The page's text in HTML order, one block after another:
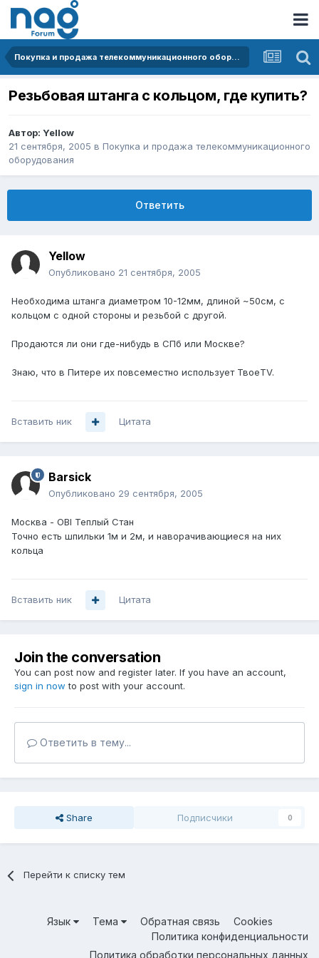
Покупка и продажа телекоммуникационного оборудования
Резьбовая штанга с кольцом, где купить?
Автор: Yellow
21 сентября, 2005 в Покупка и продажа телекоммуникационного
оборудования
Ответить
Yellow
Опубликовано 21 сентября, 2005
Необходима штанга диаметром 10-12мм, длиной ~50см, с
кольцом с одной стороны и резьбой с другой.
Продаются ли они где-нибудь в СПб или Москве?
Знаю, что в Питере их повсеместно использует ТвоеTV.
Вставить ник Цитата
Barsick
Опубликовано 29 сентября, 2005
Москва - OBI Теплый Стан
Точно есть шпильки 1м и 2м, и наворачивающиеся на них
кольца
Вставить ник Цитата
Join the conversation
You can post now and register later. If you have an account,
sign in now to post with your account.
Ответить в тему...
Share Подписчики 0
Перейти к списку тем
Язык Тема Обратная связь
Cookies
Политика конфиденциальности
Политика обработки персональных данных